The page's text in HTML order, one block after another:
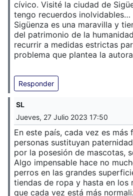
cívico. Visité la ciudad de
tengo recuerdos inolvidables…
Sigüenza es una maravilla y
del patrimonio de la
recurrir a medidas estrictas
problema que plantea la
Responder
SL
Jueves, 27 Julio 2023 17:50
En este país, cada vez es más
personas sustituyan
por la posesión de mascotas,
Algo impensable hace no
perros en las grandes
tiendas de ropa y hasta en los
que cada vez está más